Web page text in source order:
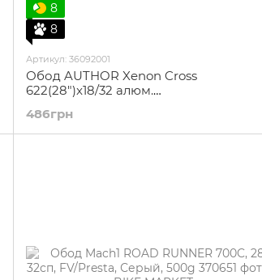
8
8
Артикул: 36092001
Обод AUTHOR Xenon Cross
622(28")x18/32 алюм.
грм,нипель AV,черный.
486грн